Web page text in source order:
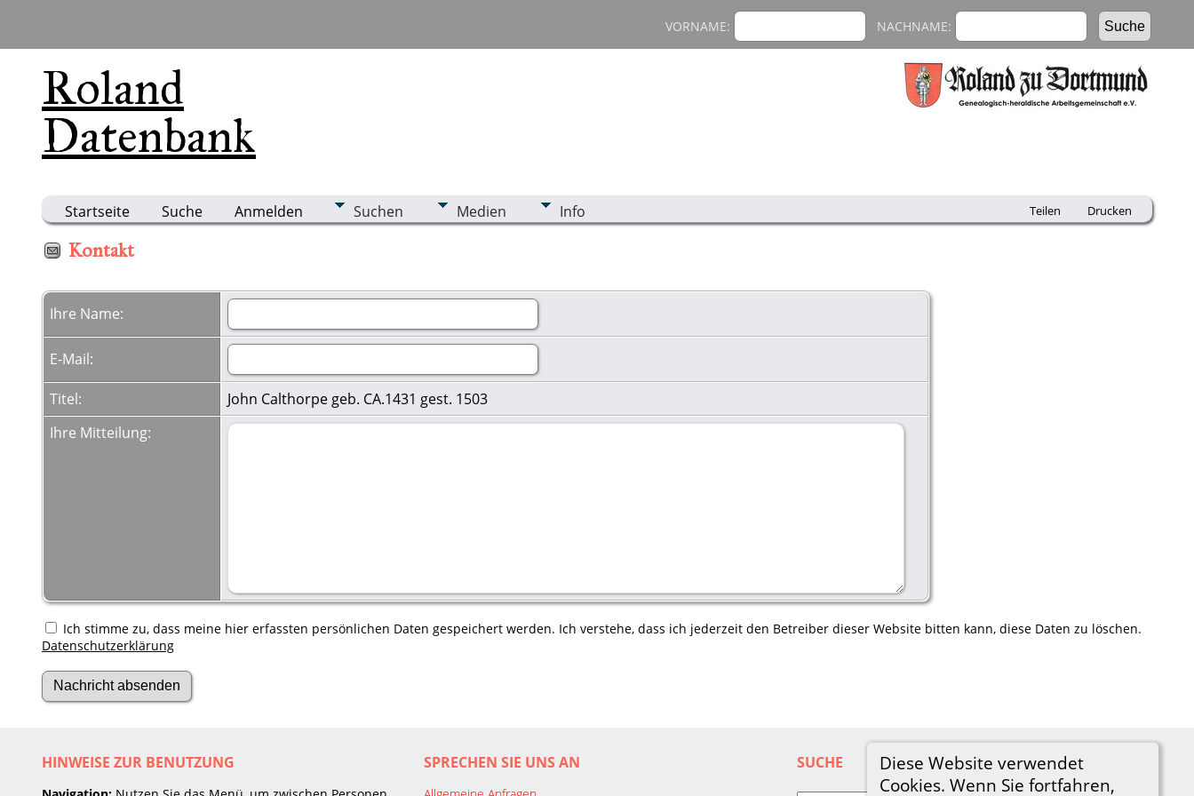
Roland
Datenbank
VORNAME: NACHNAME:
Startseite Suche Anmelden Suchen Medien Info Teilen Drucken
Diese Website verwendet
Cookies. Wenn Sie fortfahren,
Kontakt
Ihre Name:
E-Mail:
Titel:
John Calthorpe geb. CA.1431 gest. 1503
Ihre Mitteilung:
Ich stimme zu, dass meine hier erfassten persönlichen Daten gespeichert werden. Ich verstehe, dass ich jederzeit den Betreiber dieser Website bitten kann, diese Daten zu löschen.
Datenschutzerklärung
HINWEISE ZUR BENUTZUNG SPRECHEN SIE UNS AN SUCHE